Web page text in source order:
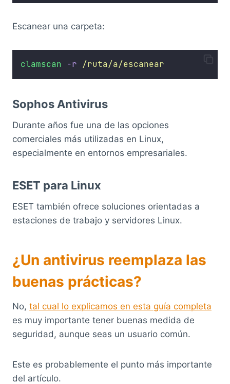
Escanear una carpeta:
clamscan -r /ruta/a/escanear
Sophos Antivirus
Durante años fue una de las opciones
comerciales más utilizadas en Linux,
especialmente en entornos empresariales.
ESET para Linux
ESET también ofrece soluciones orientadas a
estaciones de trabajo y servidores Linux.
¿Un antivirus reemplaza las
buenas prácticas?
No, tal cual lo explicamos en esta guía completa
es muy importante tener buenas medida de
seguridad, aunque seas un usuario común.
Este es probablemente el punto más importante
del artículo.